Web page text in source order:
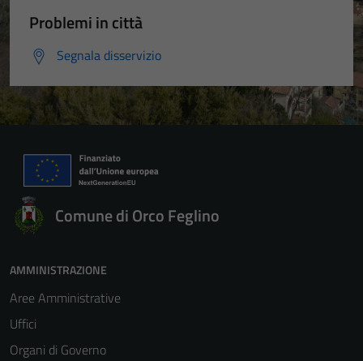
Problemi in città
Segnala disservizio
Comune di Orco Feglino
AMMINISTRAZIONE
Aree Amministrative
Uffici
Organi di Governo